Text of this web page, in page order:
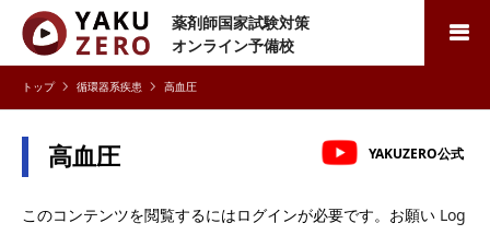
薬剤師国家試験対策
オンライン予備校
検索
循環器系疾患 高血圧
高血圧 YAKUZERO公式
このコンテンツを閲覧するにはログインが必要です。お願い Log